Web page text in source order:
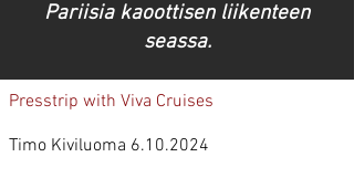
Pariisia kaoottisen liikenteen
seassa.
Presstrip with Viva Cruises
Timo Kiviluoma 6.10.2024